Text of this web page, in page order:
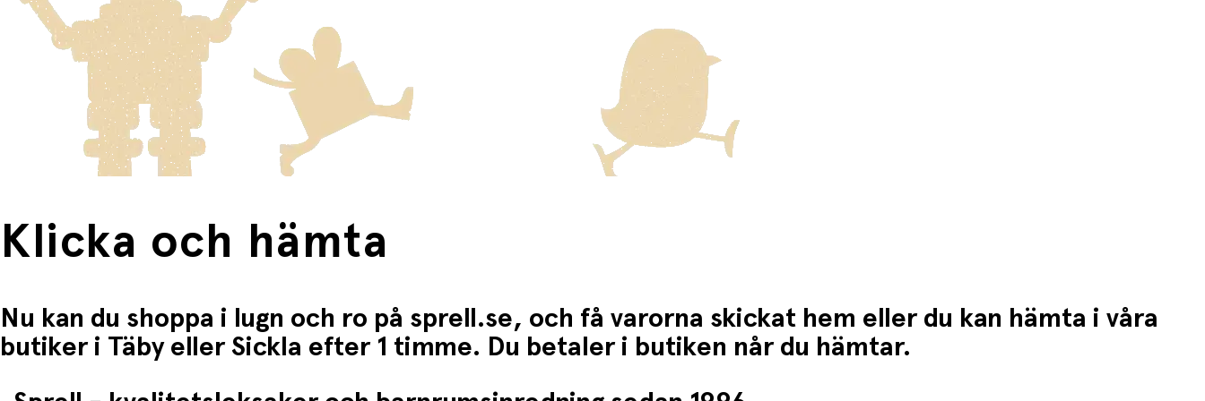
Fri frakt när du handlar för mer än 1500:-
Klicka och hämta
Nu kan du shoppa i lugn och ro på sprell.se, och få varorna skickat hem eller du kan hämta i våra
butiker i Täby eller Sickla efter 1 timme. Du betaler i butiken når du hämtar.